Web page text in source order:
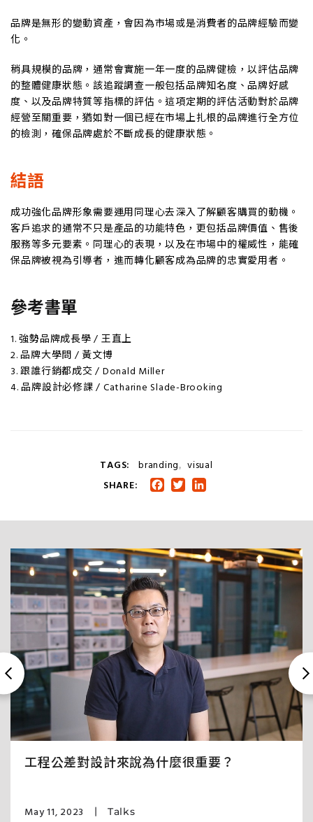
品牌是無形的變動資產，會因為市場或是消費者的品牌經驗而變
化。
稍具規模的品牌，通常會實施一年一度的品牌健檢，以評估品牌
的整體健康狀態。該追蹤調查一般包括品牌知名度、品牌好感
度、以及品牌特質等指標的評估。這項定期的評估活動對於品牌
經營至關重要，猶如對一個已經在市場上扎根的品牌進行全方位
的檢測，確保品牌處於不斷成長的健康狀態。
結語
成功強化品牌形象需要運用同理心去深入了解顧客購買的動機。
客戶追求的通常不只是產品的功能特色，更包括品牌價值、售後
服務等多元要素。同理心的表現，以及在市場中的權威性，能確
保品牌被視為引導者，進而轉化顧客成為品牌的忠實愛用者。
參考書單
1. 強勢品牌成長學 / 王直上
2. 品牌大學問 / 黃文博
3. 跟誰行銷都成交 / Donald Miller
4. 品牌設計必修課 / Catharine Slade-Brooking
TAGS: branding, visual
SHARE:
Facebook
Twitter
工程公差對設計來說為什麼很重要？
May 11, 2023 Talks